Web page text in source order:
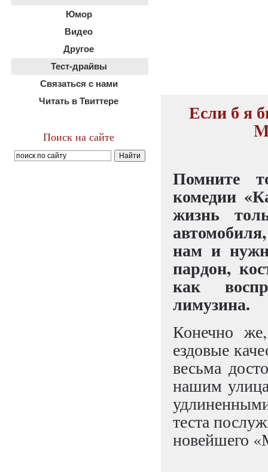
Юмор
Видео
Другое
Тест-драйвы
Связаться с нами
Читать в Твиттере
Поиск на сайте
Если б я
Помните
комедии
жизнь
нам и
пардон,
как
лимузина.
Конечно
ездовые
весьма
нашим
теста
новейшего